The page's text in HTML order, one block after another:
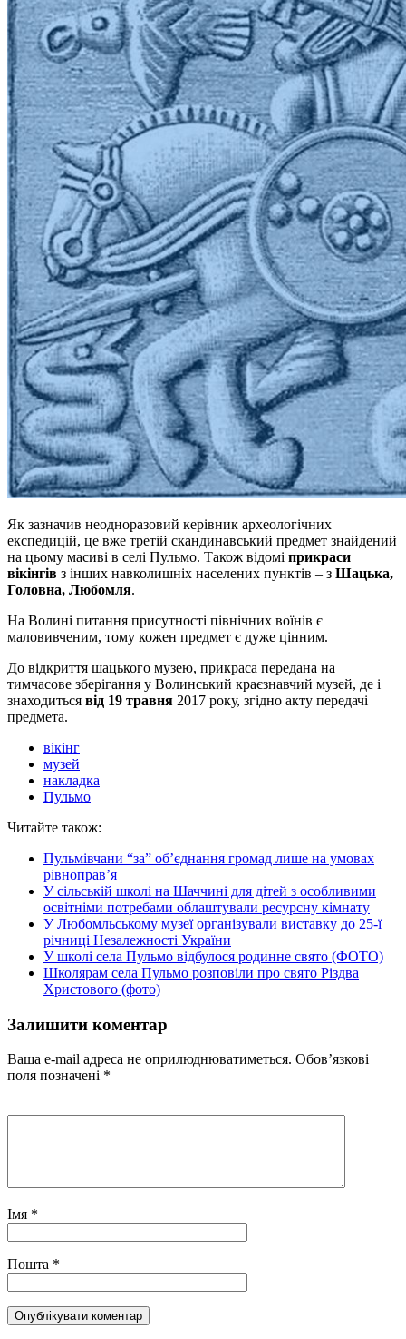
Як зазначив неодноразовий керівник археологічних
експедицій, це вже третій скандинавський предмет знайдений
на цьому масиві в селі Пульмо. Також відомі прикраси
вікінгів з інших навколишніх населених пунктів – з Шацька,
Головна, Любомля.
На Волині питання присутності північних воїнів є
маловивченим, тому кожен предмет є дуже цінним.
До відкриття шацького музею, прикраса передана на
тимчасове зберігання у Волинський краєзнавчий музей, де і
знаходиться від 19 травня 2017 року, згідно акту передачі
предмета.
вікінг
музей
накладка
Пульмо
Читайте також:
Пульмівчани “за” об’єднання громад лише на умовах
рівноправ’я
У сільській школі на Шаччині для дітей з особливими
освітніми потребами облаштували ресурсну кімнату
У Любомльському музеї організували виставку до 25-ї
річниці Незалежності України
У школі села Пульмо відбулося родинне свято (ФОТО)
Школярам села Пульмо розповіли про свято Різдва
Христового (фото)
Залишити коментар
Ваша e-mail адреса не оприлюднюватиметься. Обов’язкові
поля позначені *
Імя *
Пошта *